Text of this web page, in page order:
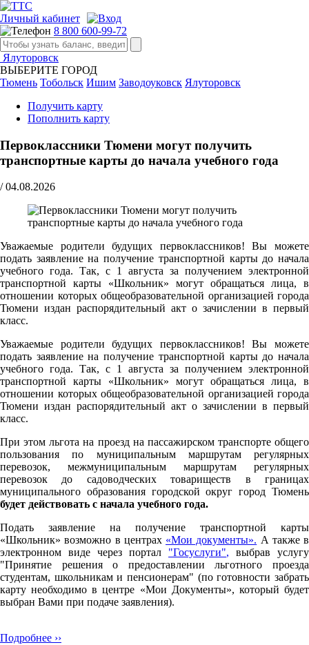
Личный кабинет
8 800 600-99-72
Ялуторовск
ВЫБЕРИТЕ ГОРОД
Тюмень Тобольск Ишим Заводоуковск Ялуторовск
Получить карту
Пополнить карту
Первоклассники Тюмени могут получить
транспортные карты до начала учебного года
/ 04.08.2026
Уважаемые родители будущих первоклассников! Вы можете
подать заявление на получение транспортной карты до начала
учебного года. Так, с 1 августа за получением электронной
транспортной карты «Школьник» могут обращаться лица, в
отношении которых общеобразовательной организацией города
Тюмени издан распорядительный акт о зачислении в первый
класс.
Уважаемые родители будущих первоклассников! Вы можете
подать заявление на получение транспортной карты до начала
учебного года. Так, с 1 августа за получением электронной
транспортной карты «Школьник» могут обращаться лица, в
отношении которых общеобразовательной организацией города
Тюмени издан распорядительный акт о зачислении в первый
класс.
При этом льгота на проезд на пассажирском транспорте общего
пользования по муниципальным маршрутам регулярных
перевозок, межмуниципальным маршрутам регулярных
перевозок до садоводческих товариществ в границах
муниципального образования городской округ город Тюмень
будет действовать с начала учебного года.
Подать заявление на получение транспортной карты
«Школьник» возможно в центрах «Мои документы». А также в
электронном виде через портал "Госуслуги", выбрав услугу
"Принятие решения о предоставлении льготного проезда
студентам, школьникам и пенсионерам" (по готовности забрать
карту необходимо в центре «Мои Документы», который будет
выбран Вами при подаче заявления).
Подробнее ››